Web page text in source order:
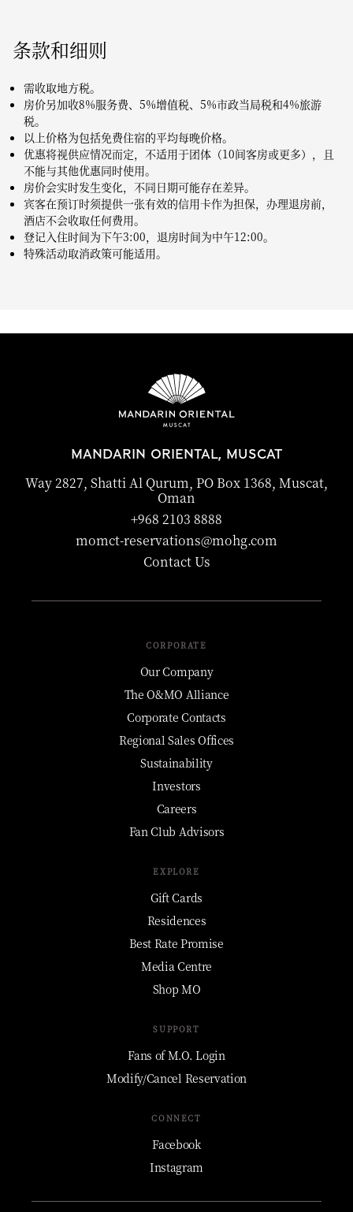
条款和细则
需收取地方税。
房价另加收8%服务费、5%增值税、5%市政当局税和4%旅游
税。
以上价格为包括免费住宿的平均每晚价格。
优惠将视供应情况而定，不适用于团体（10间客房或更多），且
不能与其他优惠同时使用。
房价会实时发生变化，不同日期可能存在差异。
宾客在预订时须提供一张有效的信用卡作为担保，办理退房前，
酒店不会收取任何费用。
登记入住时间为下午3:00，退房时间为中午12:00。
特殊活动取消政策可能适用。
MANDARIN ORIENTAL, MUSCAT
Way 2827, Shatti Al Qurum, PO Box 1368, Muscat,
Oman
+968 2103 8888
momct-reservations@mohg.com
Contact Us
CORPORATE
Our Company
The O&MO Alliance
Corporate Contacts
Regional Sales Offices
Sustainability
Investors
Careers
Fan Club Advisors
EXPLORE
Gift Cards
Residences
Best Rate Promise
Media Centre
Shop MO
SUPPORT
Fans of M.O. Login
Modify/Cancel Reservation
CONNECT
Facebook
Instagram